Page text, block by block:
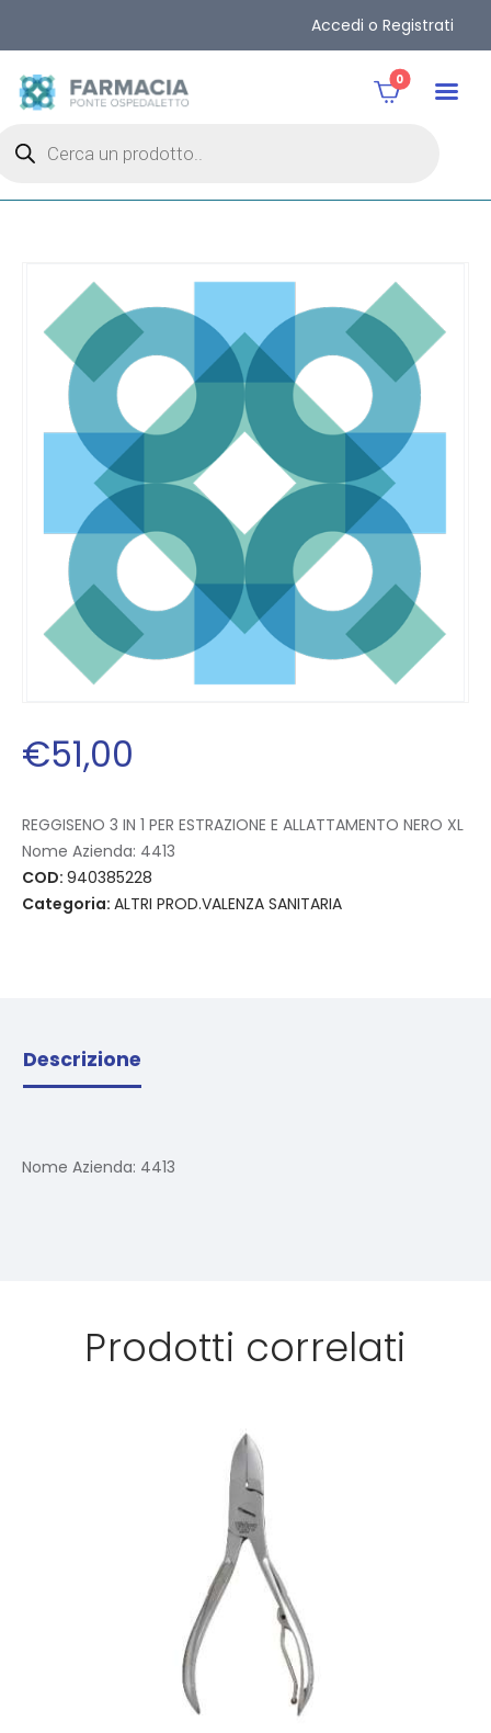
Accedi o Registrati
0
€51,00
REGGISENO 3 IN 1 PER ESTRAZIONE E ALLATTAMENTO NERO XL
Nome Azienda: 4413
COD: 940385228
Categoria: ALTRI PROD.VALENZA SANITARIA
Descrizione
Nome Azienda: 4413
Prodotti correlati